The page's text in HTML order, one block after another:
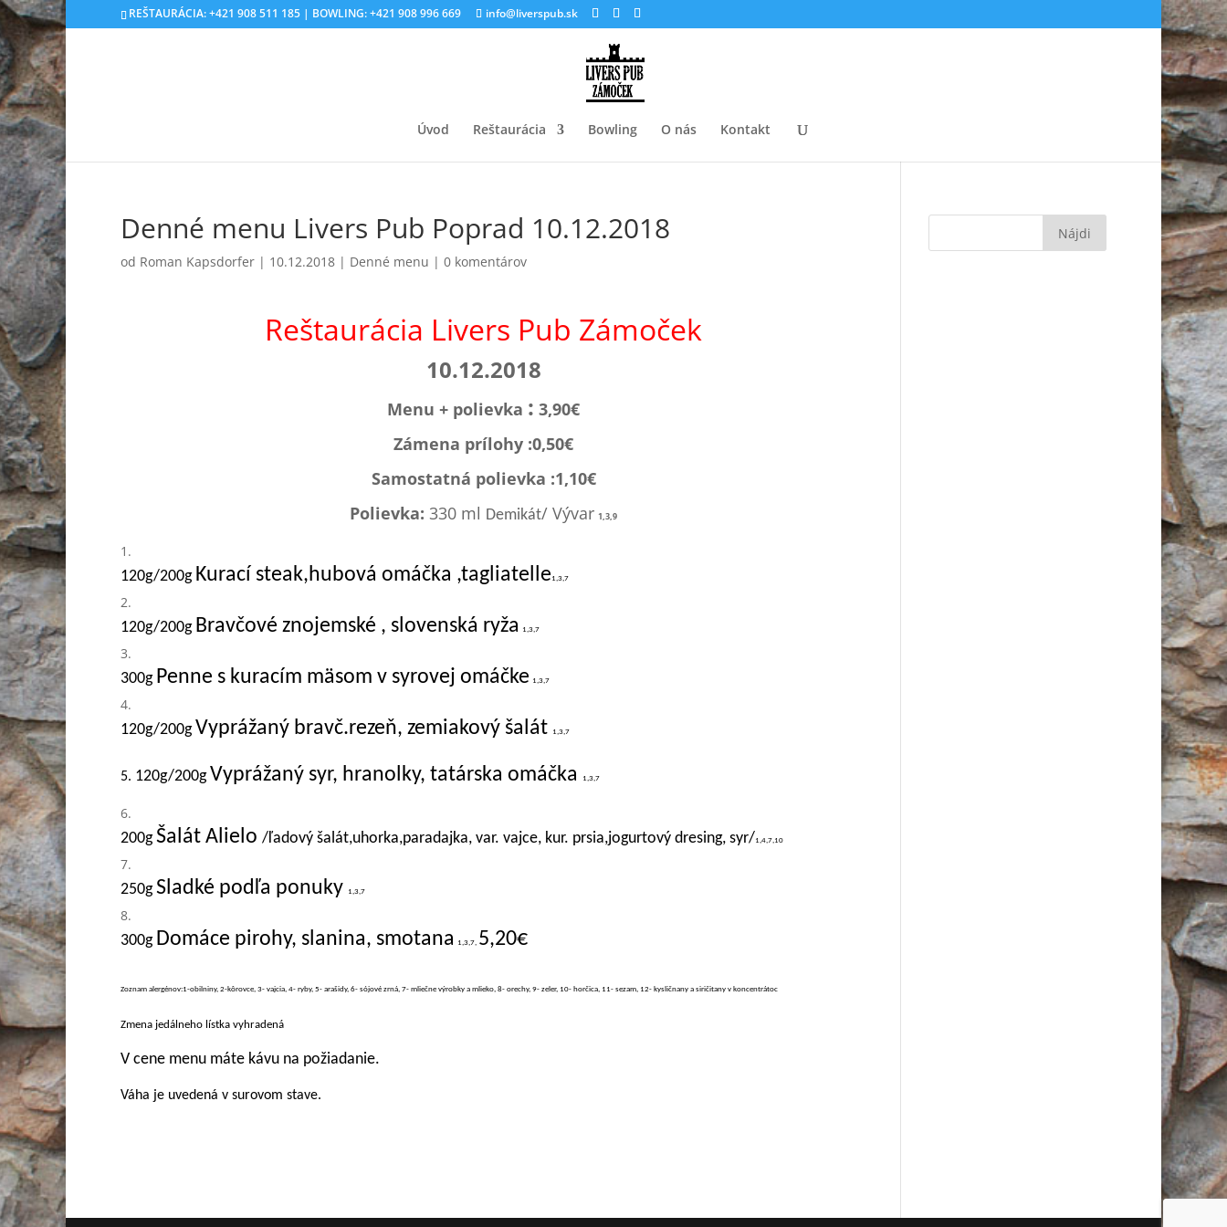
REŠTAURÁCIA: +421 908 511 185 | BOWLING: +421 908 996 669 info@liverspub.sk
Úvod Reštaurácia Bowling O nás Kontakt
Denné menu Livers Pub Poprad 10.12.2018
od Roman Kapsdorfer | 10.12.2018 | Denné menu | 0 komentárov
Reštaurácia Livers Pub Zámoček
10.12.2018
Menu + polievka : 3,90€
Zámena prílohy :0,50€
Samostatná polievka :1,10€
Polievka:330 ml Demikát/Vývar 1,3,9
120g/200g Kurací steak,hubová omáčka ,tagliatelle 1,3,7
120g/200g Bravčové znojemské , slovenská ryža 1,3,7
300g Penne s kuracím mäsom v syrovej omáčke 1,3,7
120g/200gVyprážaný bravč.rezeň, zemiakový šalát 1,3,7
5. 120g/200gVyprážaný syr, hranolky, tatárska omáčka 1,3,7
200gŠalát Alielo /ľadový šalát,uhorka,paradajka, var. vajce, kur. prsia,jogurtový dresing, syr/1,4,7,10
250g Sladké podľa ponuky 1,3,7
300g Domáce pirohy, slanina, smotana 1,3,7, 5,20€
Zoznam alergénov:1-obilniny, 2-kôrovce, 3- vajcia, 4- ryby, 5- arašidy, 6- sójové zrná, 7- mliečne výrobky a mlieko, 8- orechy, 9- zeler, 10- horčica, 11- sezam, 12- kysličnany a siričitany v koncentrátoc
Zmena jedálneho lístka vyhradená
V cene menu máte kávu na požiadanie.
Váha je uvedená v surovom stave.